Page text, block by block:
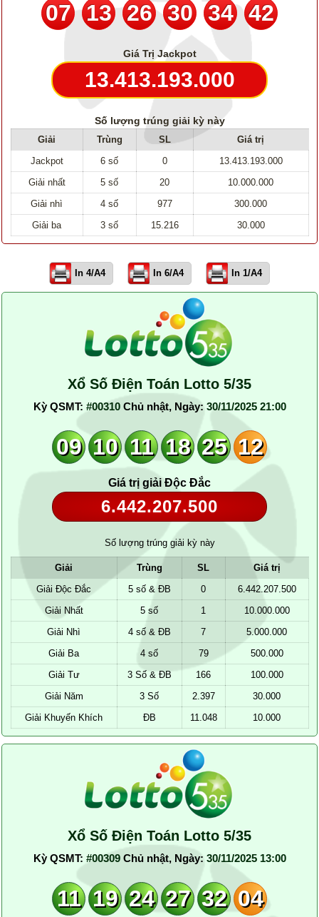
07 13 26 30 34 42
Giá Trị Jackpot
13.413.193.000
Số lượng trúng giải kỳ này
Giải Trùng SL
Giá trị
Jackpot
6 số 0
13.413.193.000
Giải nhất
5 số 20
10.000.000
Giải nhì
4 số 977
300.000
Giải ba
3 số 15.216 30.000
In 4/A4 In 6/A4 In 1/A4
Xổ Số Điện Toán Lotto 5/35
Kỳ QSMT: #00310Chủ nhật, Ngày: 30/11/2025 21:00
09 10 11 18 25 12
Giá trị giải Độc Đắc
6.442.207.500
Số lượng trúng giải kỳ này
Giải Trùng SL
Giá trị
Giải Độc Đắc
5 số & ĐB 0
6.442.207.500
Giải Nhất
5 số 1
10.000.000
Giải Nhì
4 số & ĐB 7
5.000.000
Giải Ba
4 số 79
500.000
Giải Tư
3 Số & ĐB 166
100.000
Giải Năm
3 Số 2.397
30.000
Giải Khuyến Khích
ĐB 11.048 10.000
Xổ Số Điện Toán Lotto 5/35
Kỳ QSMT: #00309Chủ nhật, Ngày: 30/11/2025 13:00
11 19 24 27 32 04